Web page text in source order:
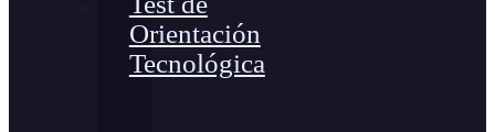
Orientación
Tecnológica